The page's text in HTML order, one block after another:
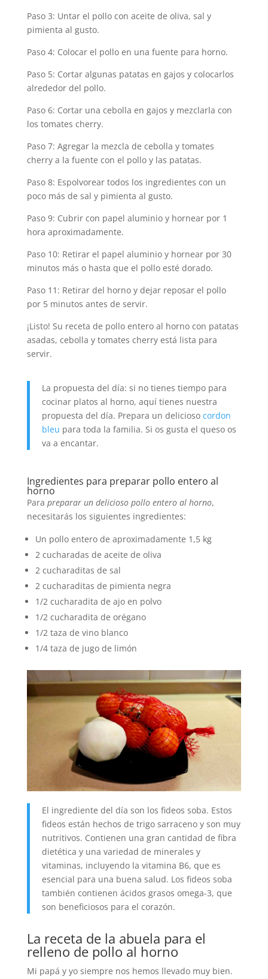
Paso 3: Untar el pollo con aceite de oliva, sal y
pimienta al gusto.
Paso 4: Colocar el pollo en una fuente para horno.
Paso 5: Cortar algunas patatas en gajos y colocarlos
alrededor del pollo.
Paso 6: Cortar una cebolla en gajos y mezclarla con
los tomates cherry.
Paso 7: Agregar la mezcla de cebolla y tomates
cherry a la fuente con el pollo y las patatas.
Paso 8: Espolvorear todos los ingredientes con un
poco más de sal y pimienta al gusto.
Paso 9: Cubrir con papel aluminio y hornear por 1
hora aproximadamente.
Paso 10: Retirar el papel aluminio y hornear por 30
minutos más o hasta que el pollo esté dorado.
Paso 11: Retirar del horno y dejar reposar el pollo
por 5 minutos antes de servir.
¡Listo! Su receta de pollo entero al horno con patatas
asadas, cebolla y tomates cherry está lista para
servir.
La propuesta del día: si no tienes tiempo para
cocinar platos al horno, aquí tienes nuestra
propuesta del día. Prepara un delicioso cordon
bleu para toda la familia. Si os gusta el queso os
va a encantar.
Ingredientes para preparar pollo entero al
horno
Para preparar un delicioso pollo entero al horno,
necesitarás los siguientes ingredientes:
Un pollo entero de aproximadamente 1,5 kg
2 cucharadas de aceite de oliva
2 cucharaditas de sal
2 cucharaditas de pimienta negra
1/2 cucharadita de ajo en polvo
1/2 cucharadita de orégano
1/2 taza de vino blanco
1/4 taza de jugo de limón
El ingrediente del día son los fideos soba. Estos
fideos están hechos de trigo sarraceno y son muy
nutritivos. Contienen una gran cantidad de fibra
dietética y una variedad de minerales y
vitaminas, incluyendo la vitamina B6, que es
esencial para una buena salud. Los fideos soba
también contienen ácidos grasos omega-3, que
son beneficiosos para el corazón.
La receta de la abuela para el
relleno de pollo al horno
Mi papá y yo siempre nos hemos llevado muy bien.